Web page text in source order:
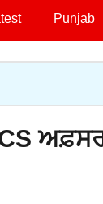
Punjab